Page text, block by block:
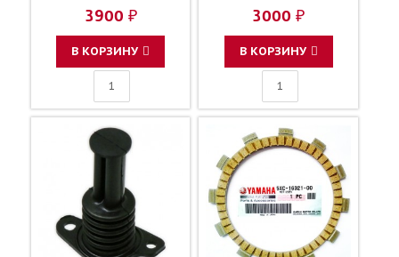
3900 ₽
В КОРЗИНУ
3000 ₽
В КОРЗИНУ